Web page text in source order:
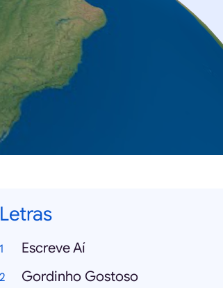
Letras
Escreve Aí
Gordinho Gostoso